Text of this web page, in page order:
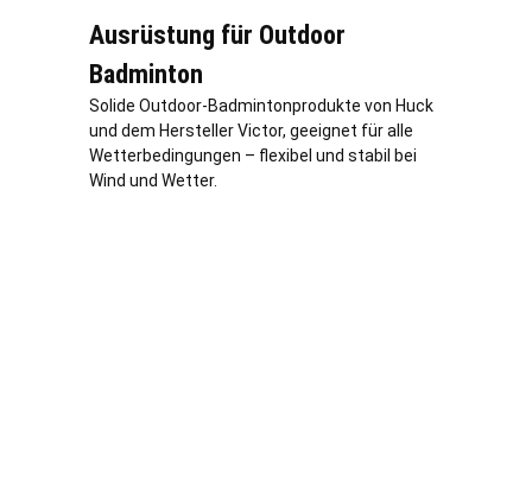
Ausrüstung für Outdoor
Badminton
Solide Outdoor-Badmintonprodukte von Huck
und dem Hersteller Victor, geeignet für alle
Wetterbedingungen – flexibel und stabil bei
Wind und Wetter.